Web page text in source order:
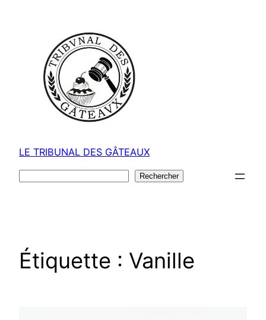
LE TRIBUNAL DES GÂTEAUX
Rechercher
Étiquette : Vanille